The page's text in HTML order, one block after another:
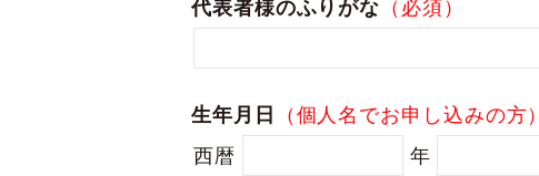
代表者様のふりがな （必須）
生年月日
（個人名でお申し込みの方）
西暦
年